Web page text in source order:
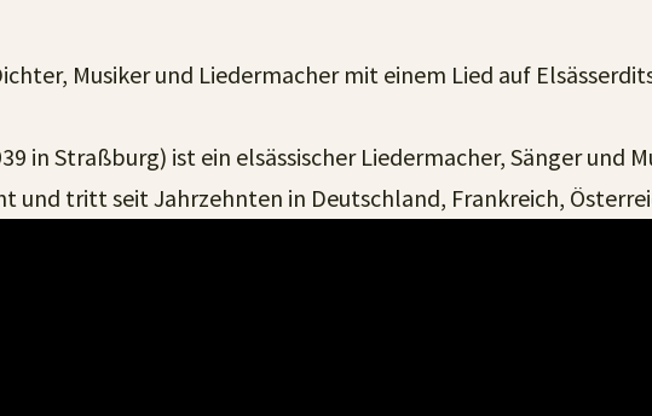
Musiker und Liedermacher mit einem Lied auf
in Straßburg) ist ein elsässischer Liedermacher, Sänger und
tritt seit Jahrzehnten in Deutschland, Frankreich,